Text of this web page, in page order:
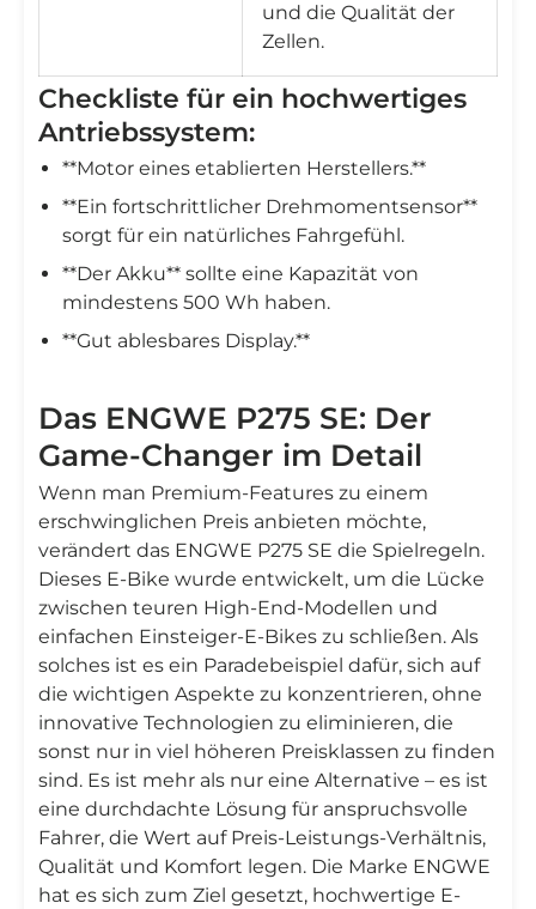
und die Qualität der
Zellen.
Checkliste für ein hochwertiges
Antriebssystem:
**Motor eines etablierten Herstellers.**
**Ein fortschrittlicher Drehmomentsensor**
sorgt für ein natürliches Fahrgefühl.
**Der Akku** sollte eine Kapazität von
mindestens 500 Wh haben.
**Gut ablesbares Display.**
Das ENGWE P275 SE: Der
Game-Changer im Detail
Wenn man Premium-Features zu einem
erschwinglichen Preis anbieten möchte,
verändert das ENGWE P275 SE die Spielregeln.
Dieses E-Bike wurde entwickelt, um die Lücke
zwischen teuren High-End-Modellen und
einfachen Einsteiger-E-Bikes zu schließen. Als
solches ist es ein Paradebeispiel dafür, sich auf
die wichtigen Aspekte zu konzentrieren, ohne
innovative Technologien zu eliminieren, die
sonst nur in viel höheren Preisklassen zu finden
sind. Es ist mehr als nur eine Alternative – es ist
eine durchdachte Lösung für anspruchsvolle
Fahrer, die Wert auf Preis-Leistungs-Verhältnis,
Qualität und Komfort legen. Die Marke ENGWE
hat es sich zum Ziel gesetzt, hochwertige E-